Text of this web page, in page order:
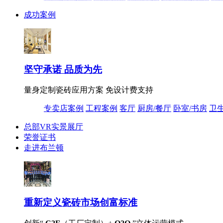
成功案例
坚守承诺 品质为先
量身定制瓷砖应用方案 免设计费支持
专卖店案例 工程案例 客厅 厨房/餐厅 卧室/书房 卫
总部VR实景展厅
荣誉证书
走进布兰顿
重新定义瓷砖市场创富标准